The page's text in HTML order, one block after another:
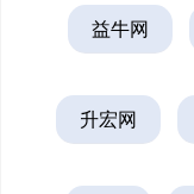
益牛网
升宏网